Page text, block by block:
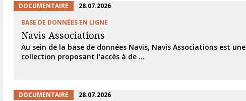
DOCUMENTAIRE
28.07.2026
BASE DE DONNÉES EN LIGNE
Navis Associations
Au sein de la base de données Navis, Navis Associations est une
collection proposant l'accès à de ...
DOCUMENTAIRE
28.07.2026